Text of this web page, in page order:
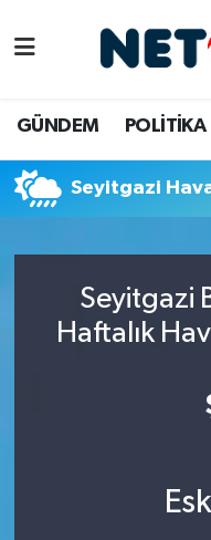
GÜNDEM POLİTİKA
Seyitgazi
Seyitgazi
Haftalık
DÜNYA
EĞİTİM
EKONOMİ
Namaz Vakitleri
Trafik Durumu
Süper Lig Puan
Son Dakika